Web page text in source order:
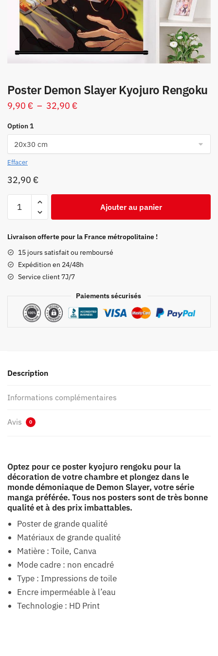
Poster Demon Slayer Kyojuro Rengoku
9,90 € – 32,90 €Plage
Option 1
Effacer
32,90 €
Demon
Kyojuro
Rengoku
Ajouter au panier
Livraison offerte pour la France métropolitaine !
15 jours satisfait ou remboursé
Expédition en 24/48h
Service client 7J/7
Paiements sécurisés
Description
Informations complémentaires
Avis 0
Optez pour ce poster kyojuro rengoku pour la
décoration de votre chambre et plongez dans le
monde démoniaque de Demon Slayer, votre série
manga préférée. Tous nos posters sont de très bonne
qualité et à des prix imbattables.
Poster de grande qualité
Matériaux de grande qualité
Matière : Toile, Canva
Mode cadre : non encadré
Type : Impressions de toile
Encre imperméable à l’eau
Technologie : HD Print